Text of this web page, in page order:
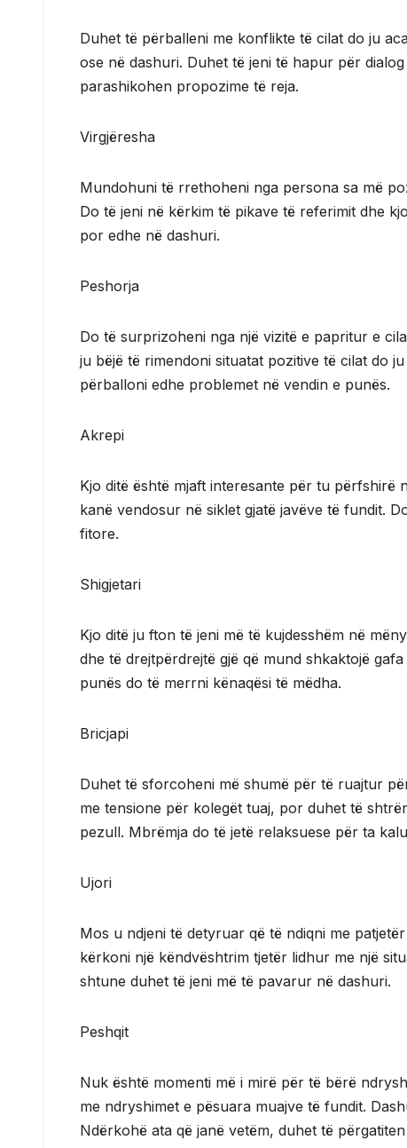
Duhet të përballeni me konflikte të cilat do ju
ose në dashuri. Duhet të jeni të hapur për
parashikohen propozime të reja.
Virgjëresha
Mundohuni të rrethoheni nga persona sa më
Do të jeni në kërkim të pikave të referimit dhe
por edhe në dashuri.
Peshorja
Do të surprizoheni nga një vizitë e papritur e
ju bëjë të rimendoni situatat pozitive të cilat do
përballoni edhe problemet në vendin e punës.
Akrepi
Kjo ditë është mjaft interesante për tu përfshirë
kanë vendosur në siklet gjatë javëve të fundit.
fitore.
Shigjetari
Kjo ditë ju fton të jeni më të kujdesshëm në
dhe të drejtpërdrejtë gjë që mund shkaktojë
punës do të merrni kënaqësi të mëdha.
Bricjapi
Duhet të sforcoheni më shumë për të ruajtur
me tensione për kolegët tuaj, por duhet të
pezull. Mbrëmja do të jetë relaksuese për ta
Ujori
Mos u ndjeni të detyruar që të ndiqni me
kërkoni një këndvështrim tjetër lidhur me një
shtune duhet të jeni më të pavarur në dashuri.
Peshqit
Nuk është momenti më i mirë për të bërë
me ndryshimet e pësuara muajve të fundit.
Ndërkohë ata që janë vetëm, duhet të